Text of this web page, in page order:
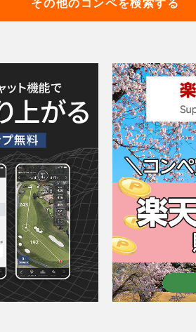
その他のコンペを検索する